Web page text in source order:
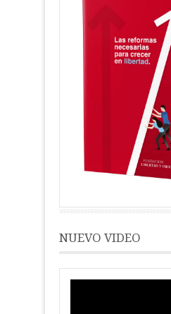
NUEVO VIDEO